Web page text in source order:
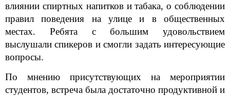
влиянии спиртных напитков и табака, о соблюдении
правил поведения на улице и в общественных
местах. Ребята с большим удовольствием
выслушали спикеров и смогли задать интересующие
вопросы.
По мнению присутствующих на мероприятии
студентов, встреча была достаточно продуктивной и